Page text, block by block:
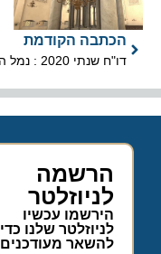
הכתבה הקודמת
הרשמה
לניוזלטר
הירשמו עכשיו
לניוזלטר שלנו כדי
להשאר מעודכנים